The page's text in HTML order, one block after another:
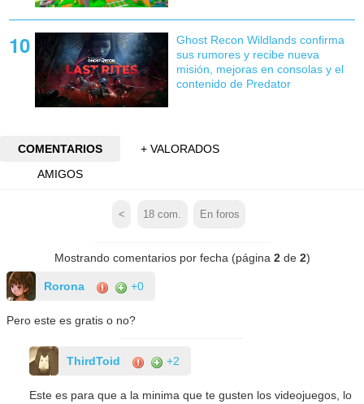
Ghost Recon Wildlands confirma
sus rumores y recibe nueva
misión, mejoras en consolas y el
contenido de Predator
COMENTARIOS
+ VALORADOS
AMIGOS
< 18 com. En foros
Mostrando comentarios por fecha (página 2de 2)
Rorona +0
Pero este es gratis o no?
ThirdToid +2
Este es para que a la minima que te gusten los videojuegos, lo